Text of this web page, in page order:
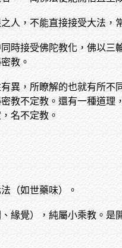
人，不能直接接受大法
時接受佛陀教化，佛以
教。
，所瞭解的也就有所
教不定教。還有一種道
名不定教。
（如世藥味）。
緣覺），純屬小乘教。